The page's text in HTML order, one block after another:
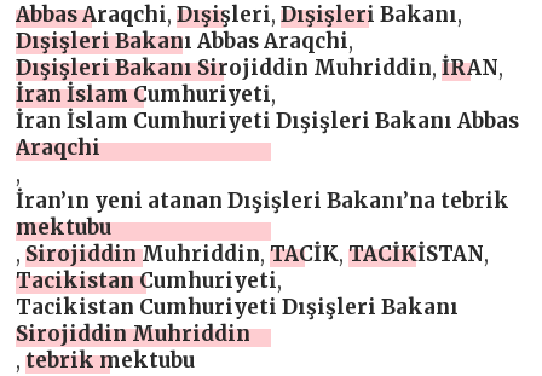
Abbas Araqchi,Dışişleri,Dışişleri Bakanı,
Dışişleri Bakanı Abbas Araqchi,
Dışişleri Bakanı Sirojiddin Muhriddin,İRAN,
İran İslam Cumhuriyeti,
İran İslam Cumhuriyeti Dışişleri Bakanı Abbas
Araqchi
,
İran’ın yeni atanan Dışişleri Bakanı’na tebrik
mektubu
,Sirojiddin Muhriddin,TACİK,TACİKİSTAN,
Tacikistan Cumhuriyeti,
Tacikistan Cumhuriyeti Dışişleri Bakanı
Sirojiddin Muhriddin
,tebrik mektubu